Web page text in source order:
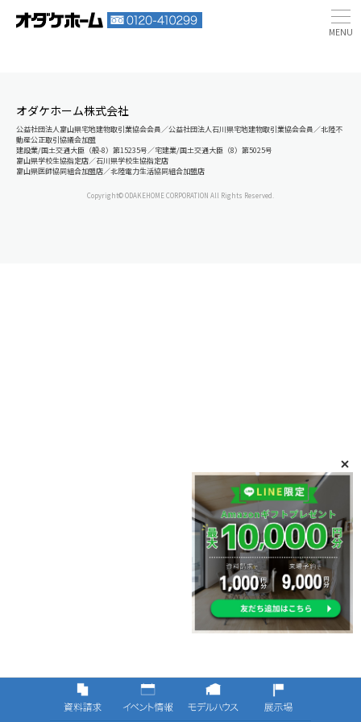
オダケホーム株式会社
公益社団法人富山県宅地建物取引業協会会員／公益社団法人石川県宅地建物取引業協会会員／北陸不
動産公正取引協議会加盟
建設業/国土交通大臣（般-8）第15235号／宅建業/国土交通大臣（8）第5025号
富山県学校生協指定店／石川県学校生協指定店
富山県医師協同組合加盟店／北陸電力生活協同組合加盟店
Copyright© ODAKEHOME CORPORATION All Rights Reserved.